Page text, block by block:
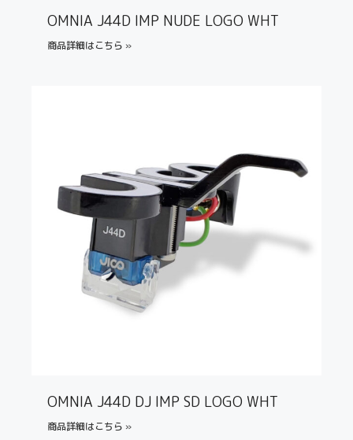
OMNIA J44D IMP NUDE LOGO WHT
商品詳細はこちら »
OMNIA J44D DJ IMP SD LOGO WHT
商品詳細はこちら »